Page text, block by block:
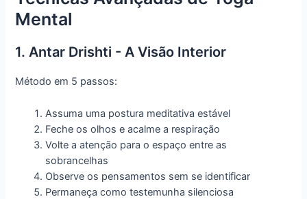
Mental
1. Antar Drishti - A Visão Interior
Método em 5 passos:
Assuma uma postura meditativa estável
Feche os olhos e acalme a respiração
Volte a atenção para o espaço entre as
sobrancelhas
Observe os pensamentos sem se identificar
Permaneça como testemunha silenciosa